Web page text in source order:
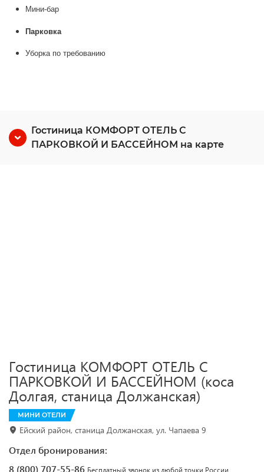
Мини-бар
Парковка
Уборка по требованию
Гостиница КОМФОРТ ОТЕЛЬ С
ПАРКОВКОЙ И БАССЕЙНОМ на карте
Гостиница КОМФОРТ ОТЕЛЬ С
ПАРКОВКОЙ И БАССЕЙНОМ (коса
Долгая, станица Должанская)
МИНИ ОТЕЛИ
Ейский район, станица Должанская, ул. Чапаева 9
Отдел бронирования:
8 (800) 707-55-86 Бесплатный звонок из любой точки России